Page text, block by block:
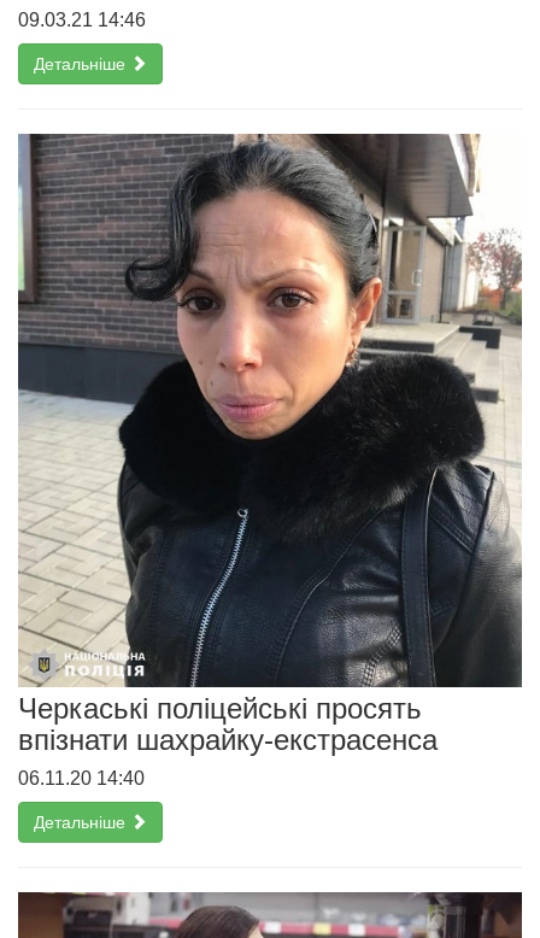
09.03.21 14:46
Детальніше
Черкаські поліцейські просять
впізнати шахрайку-екстрасенса
06.11.20 14:40
Детальніше